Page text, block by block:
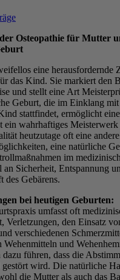
Osteopathie für Mutter
eine herausfordernde
das Kind. Sie markiert den
und stellt eine Art
Geburt, die im Einklang
stattfindet, ermöglicht
ein wahrhaftiges
heutzutage oft eine
eine natürliche
im
an Sicherheit, Entspannung
des Gebärens.
bei heutigen Geburten:
umfasst oft
Verletzungen, den Einsatz
verschiedenen
und
führen, dass die
wird. Die natürliche
die Mutter als auch das